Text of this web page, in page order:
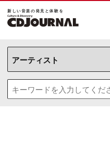
新しい⾳楽の発⾒と体験を